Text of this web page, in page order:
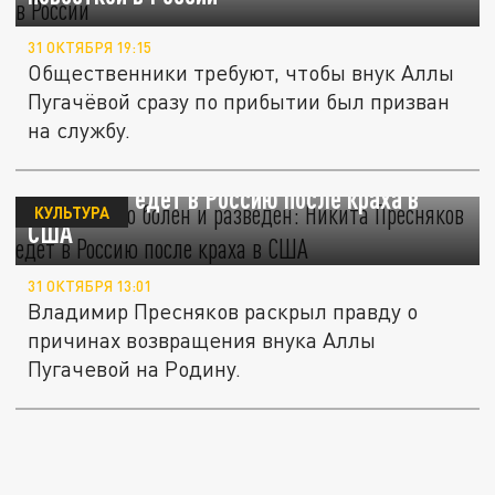
31 ОКТЯБРЯ 19:15
Общественники требуют, чтобы внук Аллы
Пугачёвой сразу по прибытии был призван
на службу.
Неизлечимо болен и разведен: Никита
Пресняков едет в Россию после краха в
США
КУЛЬТУРА
31 ОКТЯБРЯ 13:01
Владимир Пресняков раскрыл правду о
причинах возвращения внука Аллы
Пугачевой на Родину.